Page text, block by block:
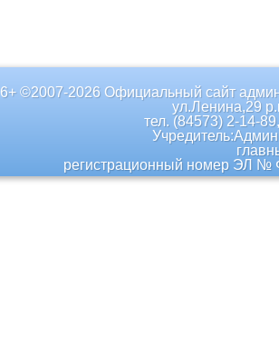
6+ ©2007-2026 Официальный сайт
ул.Ленина,29
тел. (84573) 2-14-
регистрационный номер ЭЛ №